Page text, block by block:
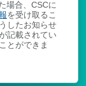
場合、CSCに
を受け取るこ
したお知らせ
記載されてい
とができま